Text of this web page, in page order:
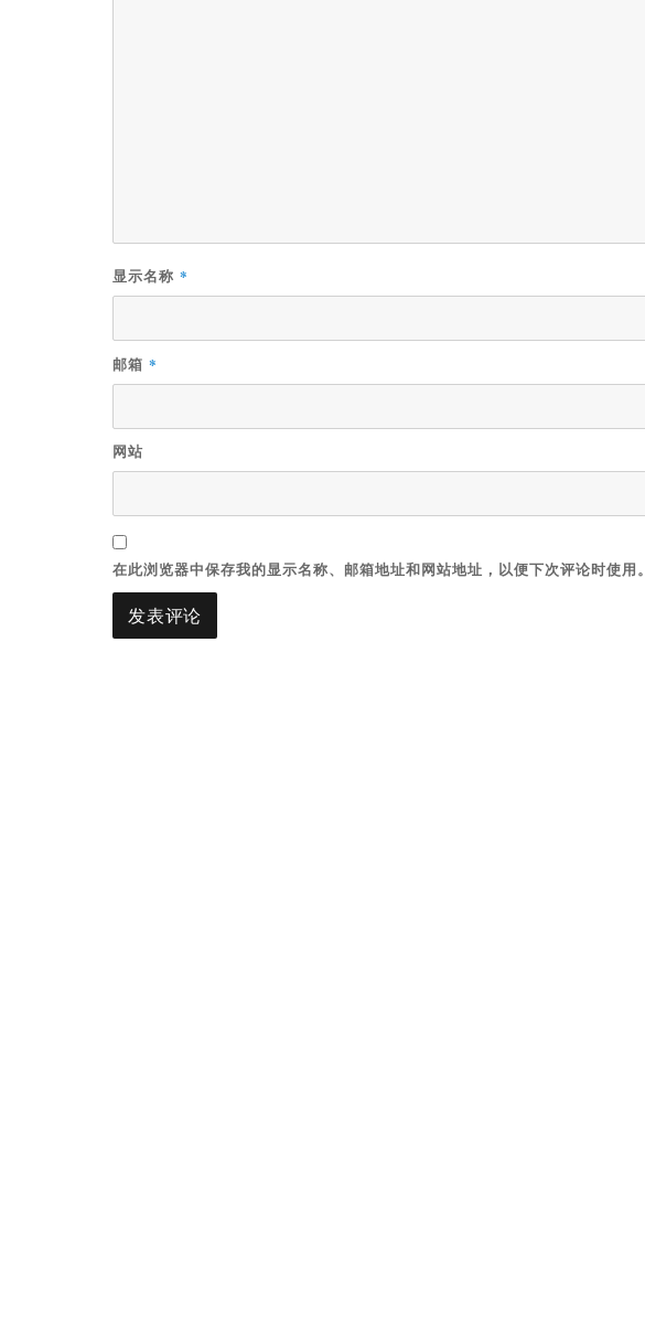
显示名称 *
邮箱 *
网站
在此浏览器中保存我的显示名称、邮箱地址和网站地址，以便下次评论时使用。